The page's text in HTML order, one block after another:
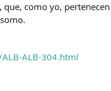
, que, como yo,
ALB-304.html